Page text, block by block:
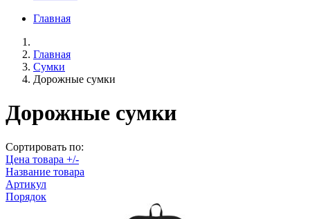
Главная
Главная
Сумки
Дорожные сумки
Дорожные сумки
Сортировать по:
Цена товара +/-
Название товара
Артикул
Порядок